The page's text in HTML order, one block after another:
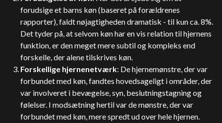
forudsige et barns køn (baseret på forældrenes
rapporter), faldt nøjagtigheden dramatisk - til kun ca. 8%.
Det tyder på, at selvom køn har en vis relation til hjernens
funktion, er den meget mere subtil og kompleks end
forskelle, der alene tilskrives køn.
Forskellige hjernenetværk: De hjernemønstre, der var
forbundet med køn, fandtes hovedsageligt i områder, der
var involveret i bevægelse, syn, beslutningstagning og
følelser. I modsætning hertil var de mønstre, der var
forbundet med køn, mere spredt ud over hele hjernen.